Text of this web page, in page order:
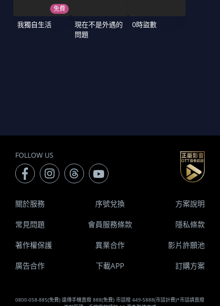
免費
我獨自生活
現在不是外遇的
問題
0時盜數
FOLLOW US
0800-058-885(免費) 遠傳手機直撥 888(免費) 市話撥 449-5888(市話計費)*市話請直撥
關於服務 序號兌換 方案說明
常見問題 會員服務條款 隱私條款
著作權保護 異業合作 影片許願池
廣告合作 下載APP 訂購方案